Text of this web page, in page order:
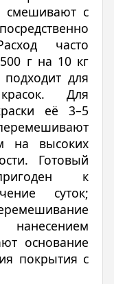
смешивают с
часто
г на 10 кг
для
Для
её 3–5
на высоких
Готовый
к
суток;
основание
покрытия с